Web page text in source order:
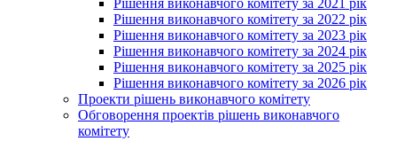
Рішення виконавчого комітету за 2021 рік
Рішення виконавчого комітету за 2022 рік
Рішення виконавчого комітету за 2023 рік
Рішення виконавчого комітету за 2024 рік
Рішення виконавчого комітету за 2025 рік
Рішення виконавчого комітету за 2026 рік
Проекти рішень виконавчого комітету
Обговорення проектів рішень виконавчого
комітету